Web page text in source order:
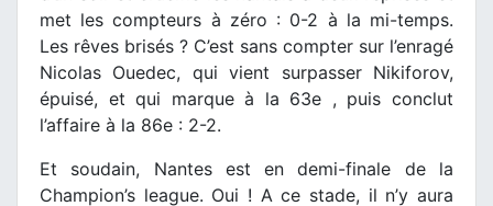
met les compteurs à zéro : 0-2 à la mi-temps.
Les rêves brisés ? C’est sans compter sur l’enragé
Nicolas Ouedec, qui vient surpasser Nikiforov,
épuisé, et qui marque à la 63e , puis conclut
l’affaire à la 86e : 2-2.
Et soudain, Nantes est en demi-finale de la
Champion’s league. Oui ! A ce stade, il n’y aura